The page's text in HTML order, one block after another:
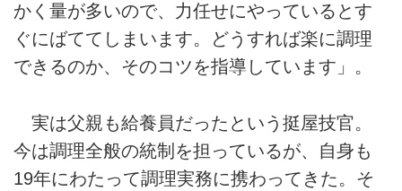
かく量が多いので、力任せにやっているとす
ぐにばててしまいます。どうすれば楽に調理
できるのか、そのコツを指導しています」。
実は父親も給養員だったという挺屋技官。
今は調理全般の統制を担っているが、自身も
19年にわたって調理実務に携わってきた。そ